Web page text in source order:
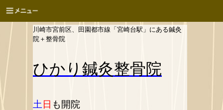
川崎市宮前区、田園都市線「宮崎台駅」にある鍼灸
院＋整骨院
ひかり 鍼灸整骨院
土 日 も開院